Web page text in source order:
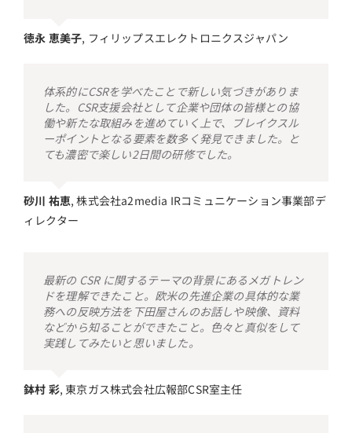
徳永 恵美子, フィリップスエレクトロニクスジャパン
体系的にCSRを学べたことで新しい気づきがありま
した。CSR支援会社として企業や団体の皆様との協
働や新たな取組みを進めていく上で、ブレイクスル
ーポイントとなる要素を数多く発見できました。と
ても濃密で楽しい2日間の研修でした。
砂川 祐恵,株式会社a2media IRコミュニケーション事業部デ
ィレクター
最新の CSR に関するテーマの背景にあるメガトレン
ドを理解できたこと。欧米の先進企業の具体的な業
務への反映方法を下田屋さんのお話しや映像、資料
などから知ることができたこと。色々と真似をして
実践してみたいと思いました。
鉢村 彩, 東京ガス株式会社広報部CSR室主任